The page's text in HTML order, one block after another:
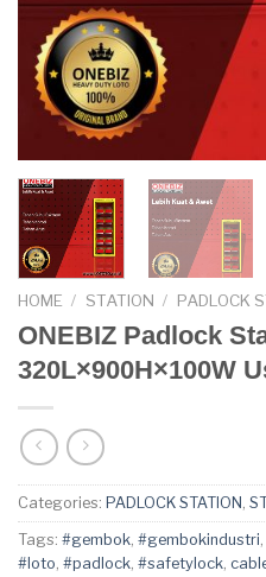
HOME / STATION / PADLOCK
ONEBIZ Padlock
320L×900H×100W
Categories: PADLOCK STATION ,
Tags: #gembok, #gembokindustri,
#loto, #padlock, #safetylock,